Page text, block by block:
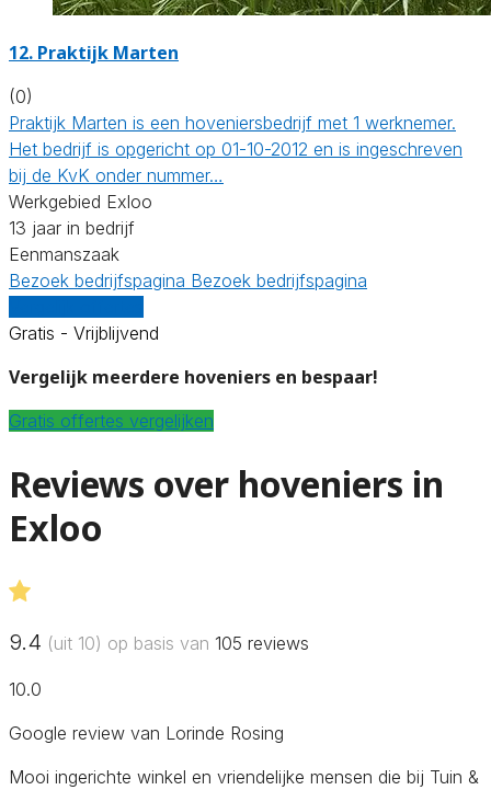
12. Praktijk Marten
(0)
Praktijk Marten is een hoveniersbedrijf met 1 werknemer.
Het bedrijf is opgericht op 01-10-2012 en is ingeschreven
bij de KvK onder nummer…
Werkgebied Exloo
13 jaar in bedrijf
Eenmanszaak
Bezoek bedrijfspagina Bezoek bedrijfspagina
Gratis - Vrijblijvend
Vergelijk meerdere hoveniers en bespaar!
Gratis offertes vergelijken
Reviews over hoveniers in
Exloo
9.4 (uit 10) op basis van 105 reviews
10.0
Google review van Lorinde Rosing
Mooi ingerichte winkel en vriendelijke mensen die bij Tuin &